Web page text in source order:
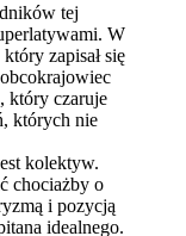
tej
W
zapisał się
który czaruje
których nie
kolektyw.
chociażby o
i pozycją
idealnego.